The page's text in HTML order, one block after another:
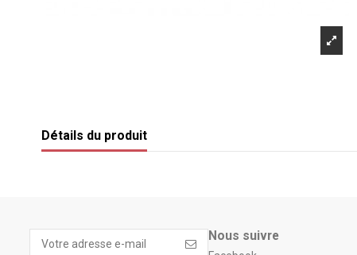
Détails du produit
Nous suivre